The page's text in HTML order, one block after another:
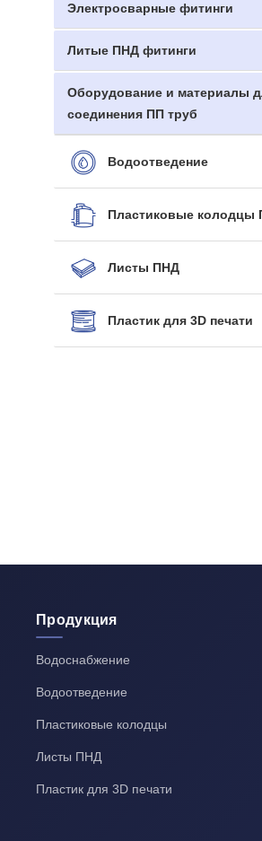
Электросварные фитинги
Литые ПНД фитинги
Оборудование и материалы
соединения ПП труб
Водоотведение
Пластиковые колодцы
Листы ПНД
Пластик для 3D печати
Продукция
Водоснабжение
Водоотведение
Пластиковые колодцы
Листы ПНД
Пластик для 3D печати